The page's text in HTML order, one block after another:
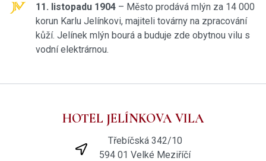
11. listopadu 1904 – Město prodává mlýn za 14 000
korun Karlu Jelínkovi, majiteli továrny na zpracování
kůží. Jelínek mlýn bourá a buduje zde obytnou vilu s
vodní elektrárnou.
HOTEL JELÍNKOVA VILA
Třebíčská 342/10
594 01 Velké Meziříčí